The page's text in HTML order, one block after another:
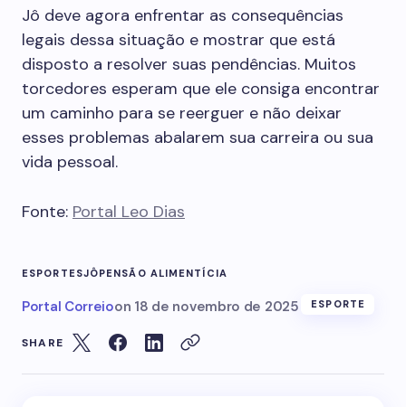
Jô deve agora enfrentar as consequências
legais dessa situação e mostrar que está
disposto a resolver suas pendências. Muitos
torcedores esperam que ele consiga encontrar
um caminho para se reerguer e não deixar
esses problemas abalarem sua carreira ou sua
vida pessoal.
Fonte: Portal Leo Dias
ESPORTESJÔPENSÃO ALIMENTÍCIA
Portal Correioon 18 de novembro de 2025 ESPORTE
SHARE